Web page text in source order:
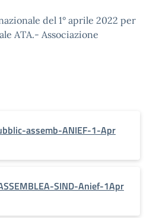
del 1° aprile 2022 per
ATA.- Associazione
assemb-ANIEF-1-Apr
SIND-Anief-1Apr